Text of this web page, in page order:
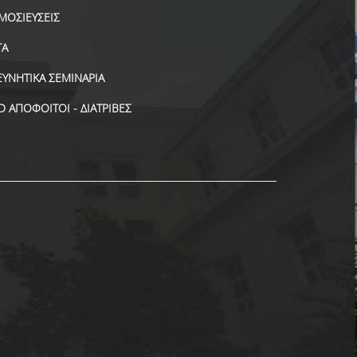
ΣΕΜΙΝΑΡΙΑ
ΑΠΟΦΟΙΤΟΙ - ΔΙΑΤΡΙΒΕΣ